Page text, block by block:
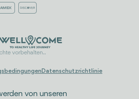
vorbehalten..
Datenschutzrichtlinie
von unseren